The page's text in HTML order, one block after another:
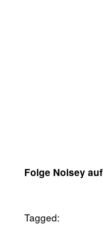
Folge Noisey auf
Tagged: